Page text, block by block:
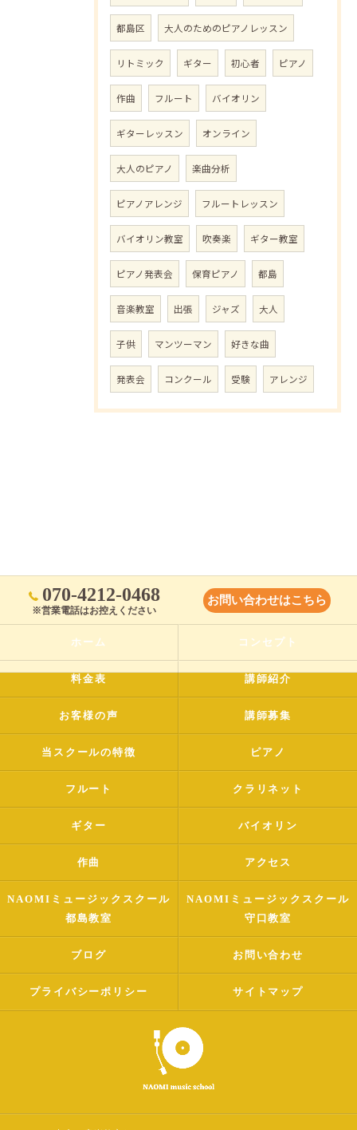
都島区 大人のためのピアノレッスン
リトミック ギター 初心者 ピアノ
作曲 フルート バイオリン
ギターレッスン オンライン
大人のピアノ 楽曲分析
ピアノアレンジ フルートレッスン
バイオリン教室 吹奏楽 ギター教室
ピアノ発表会 保育ピアノ 都島
音楽教室 出張 ジャズ 大人
子供 マンツーマン 好きな曲
発表会 コンクール 受験 アレンジ
070-4212-0468
※営業電話はお控えください
お問い合わせはこちら
ホーム コンセプト
料金表 講師紹介
お客様の声 講師募集
当スクールの特徴 ピアノ
フルート クラリネット
ギター バイオリン
作曲 アクセス
NAOMIミュージックスクール
都島教室
NAOMIミュージックスクール
守口教室
ブログ お問い合わせ
プライバシーポリシー サイトマップ